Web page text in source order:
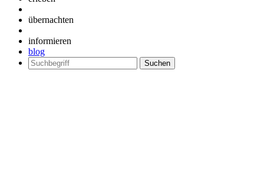
übernachten
informieren
blog
Suchen
nach: